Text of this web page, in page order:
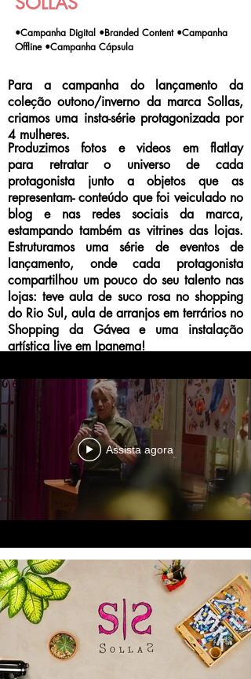
•Campanha Digital •Branded Content •Campanha
Offline •Campanha Cápsula
Assista agora
Para a campanha do lançamento da
coleção outono/inverno da marca Sollas,
criamos uma insta-série protagonizada por
4 mulheres.
Produzimos fotos e videos em flatlay
para retratar o universo de cada
protagonista junto a objetos que as
representam- conteúdo que foi veiculado no
blog e nas redes sociais da marca,
estampando também as vitrines das lojas.
Estruturamos uma série de eventos de
lançamento, onde cada protagonista
compartilhou um pouco do seu talento nas
lojas: teve aula de suco rosa no shopping
do Rio Sul, aula de arranjos em terrários no
Shopping da Gávea e uma instalação
artística live em Ipanema!